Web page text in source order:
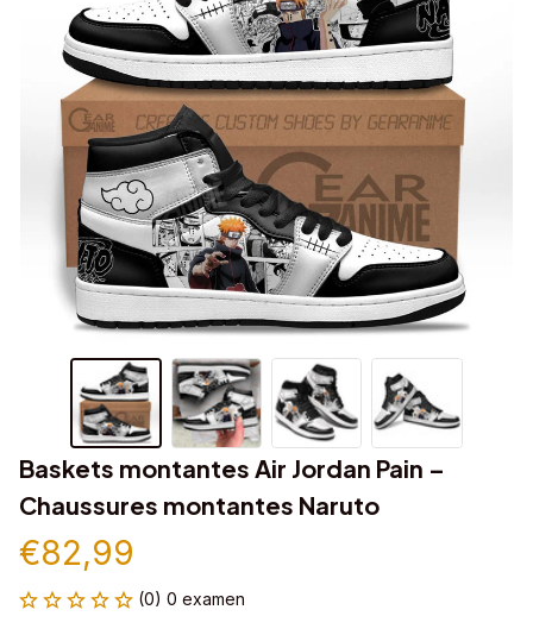
Baskets montantes Air Jordan Pain –
Chaussures montantes Naruto
€82,99
(0) 0 examen